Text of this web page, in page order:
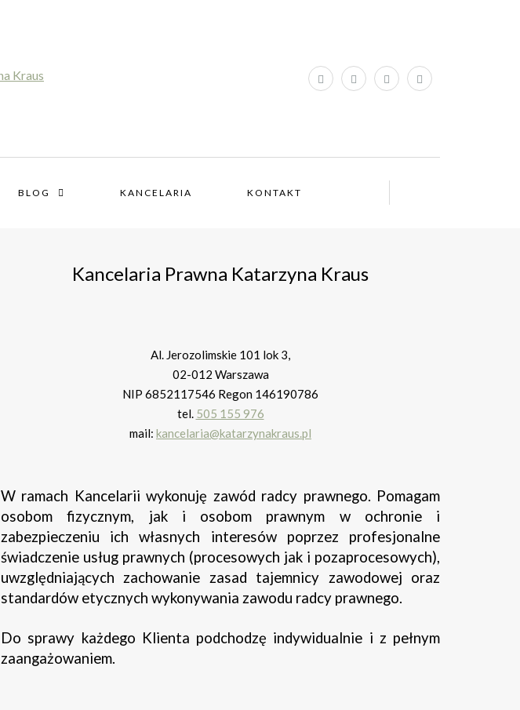
BLOG KANCELARIA KONTAKT
Kancelaria Prawna Katarzyna Kraus
Al. Jerozolimskie 101 lok 3,
02-012 Warszawa
NIP 6852117546 Regon 146190786
tel. 505 155 976
mail: kancelaria@katarzynakraus.pl
W ramach Kancelarii wykonuję zawód radcy prawnego. Pomagam
osobom fizycznym, jak i osobom prawnym w ochronie i
zabezpieczeniu ich własnych interesów poprzez profesjonalne
świadczenie usług prawnych (procesowych jak i pozaprocesowych),
uwzględniających zachowanie zasad tajemnicy zawodowej oraz
standardów etycznych wykonywania zawodu radcy prawnego.
Do sprawy każdego Klienta podchodzę indywidualnie i z pełnym
zaangażowaniem.